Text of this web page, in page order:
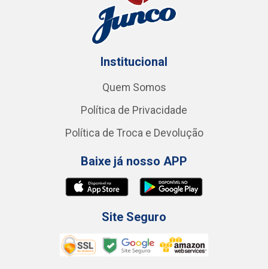
Institucional
Quem Somos
Política de Privacidade
Política de Troca e Devolução
Baixe já nosso APP
Site Seguro